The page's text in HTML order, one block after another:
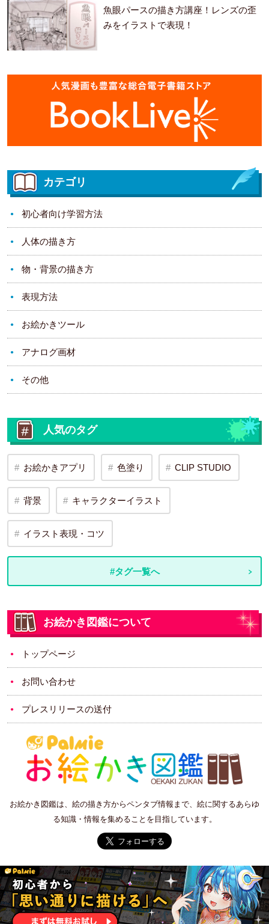
魚眼パースの描き方講座！レンズの歪
みをイラストで表現！
カテゴリ
初心者向け学習方法
人体の描き方
物・背景の描き方
表現方法
お絵かきツール
アナログ画材
その他
人気のタグ
お絵かきアプリ 色塗り CLIP STUDIO
背景 キャラクターイラスト
イラスト表現・コツ
#タグ一覧へ
お絵かき図鑑について
トップページ
お問い合わせ
プレスリリースの送付
お絵かき図鑑は、絵の描き方からペンタブ情報まで、絵に関するあらゆ
る知識・情報を集めることを目指しています。